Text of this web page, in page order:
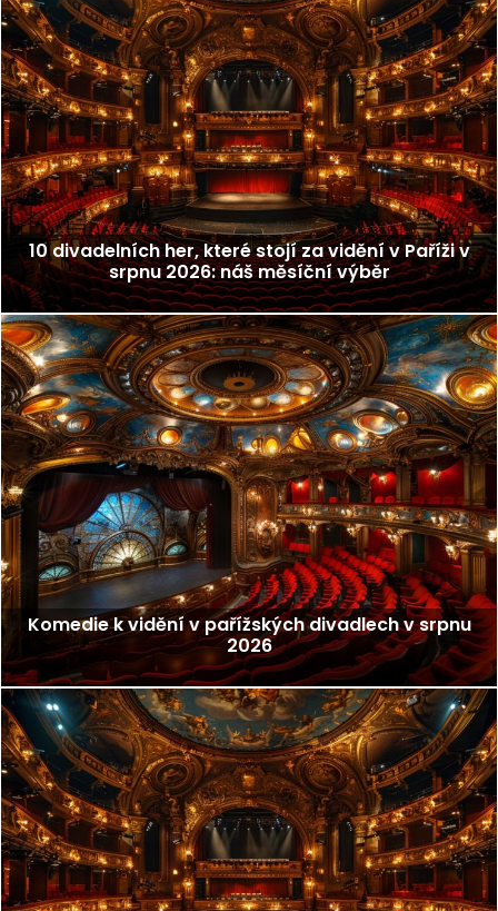
10 divadelních her, které stojí za vidění v Paříži v
srpnu 2026: náš měsíční výběr
Komedie k vidění v pařížských divadlech v srpnu
2026